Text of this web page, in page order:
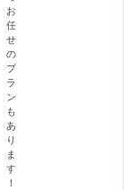
お
任
せ
の
プ
ラ
ン
も
あ
り
ま
す
！